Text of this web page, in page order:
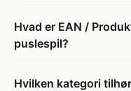
Hvad er EAN /
puslespil?
Hvilken kategori